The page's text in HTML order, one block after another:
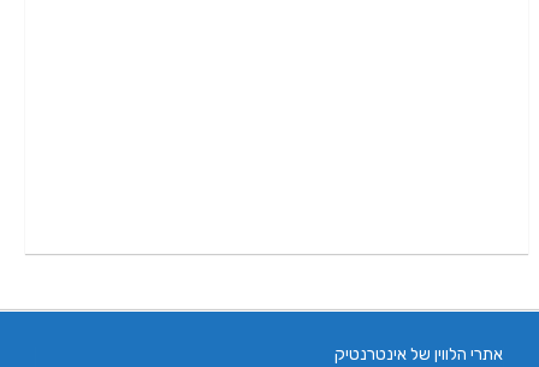
אתרי הלווין של אינטרנטיק